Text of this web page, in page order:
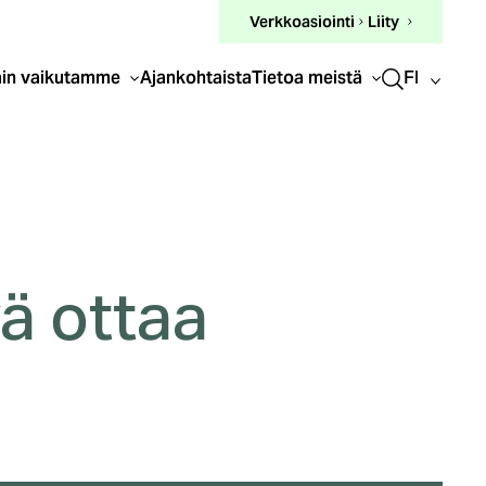
Verkkoasiointi (ulkoinen
linkki)
Liity
vaikutamme AjankohtaistaTietoa meistä FI
ottaa